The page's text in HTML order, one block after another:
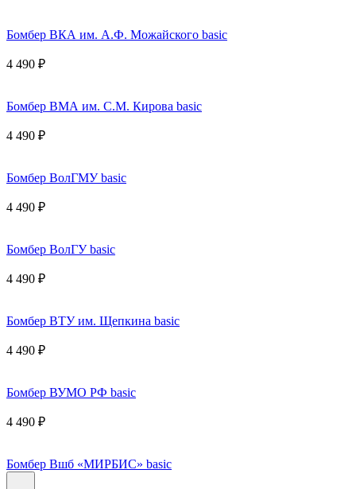
Бомбер ВКА им. А.Ф. Можайского basic
4 490 ₽
Бомбер ВМА им. С.М. Кирова basic
4 490 ₽
Бомбер ВолГМУ basic
4 490 ₽
Бомбер ВолГУ basic
4 490 ₽
Бомбер ВТУ им. Щепкина basic
4 490 ₽
Бомбер ВУМО РФ basic
4 490 ₽
Бомбер Вшб «МИРБИС» basic